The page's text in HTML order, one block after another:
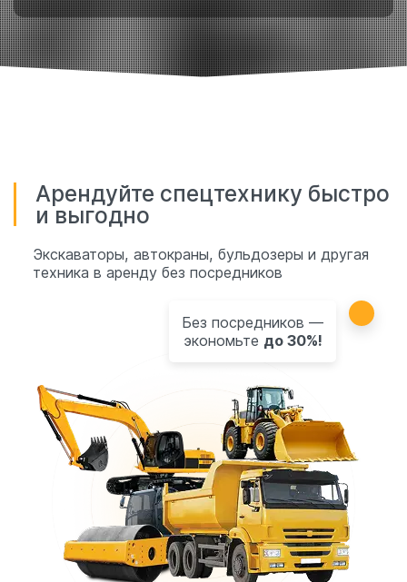
Арендуйте спецтехнику быстро
и выгодно
Экскаваторы, автокраны, бульдозеры и другая
техника в аренду без посредников
Без посредников —
экономьте до 30%!